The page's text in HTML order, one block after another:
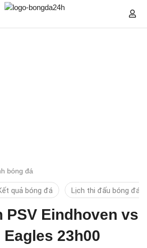
bóng đá
quả bóng đá Lịch thi đấu bóng đá
PSV Eindhoven vs
Eagles 23h00